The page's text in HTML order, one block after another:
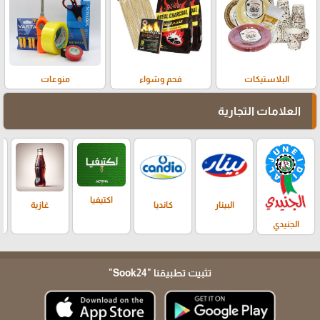
البلاستيكات فحم وشواء منوعات
العلامات التجارية
الجنيدي
البينار كانديا
اكتيفيا
غازية
تثبيت تطبيقنا "Sook24"